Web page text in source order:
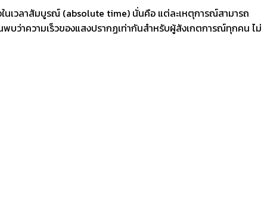
ในเวลาสัมบูรณ์ (absolute time) นั่นคือ แต่ละเหตุการณ์สามารถ
พบว่าความเร็วของแสงปรากฏเท่ากันสำหรับผู้สังเกตการณ์ทุกคน ไม่